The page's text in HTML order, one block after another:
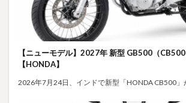
【ニューモデル】2027年 新型 GB500（
【HONDA】
2026年7月24日、インドで新型「HONDA CB500